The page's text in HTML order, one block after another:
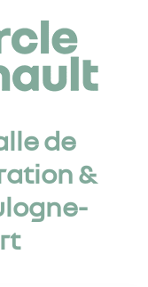
de
&